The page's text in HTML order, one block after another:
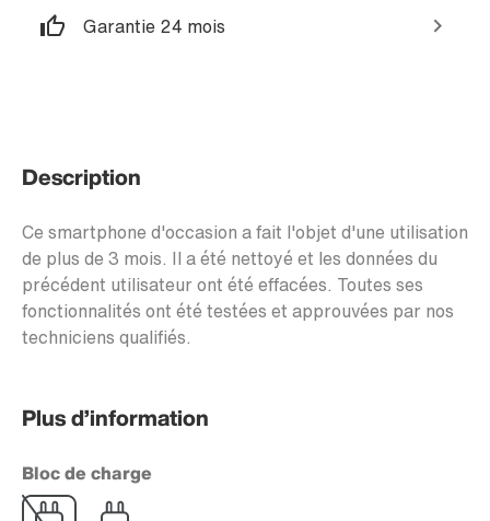
Garantie 24 mois
Description
Ce smartphone d'occasion a fait l'objet d'une utilisation
de plus de 3 mois. Il a été nettoyé et les données du
précédent utilisateur ont été effacées. Toutes ses
fonctionnalités ont été testées et approuvées par nos
techniciens qualifiés.
Plus d’information
Bloc de charge